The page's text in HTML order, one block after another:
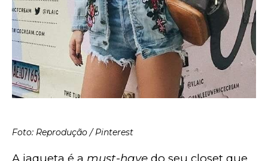
Foto: Reprodução / Pinterest